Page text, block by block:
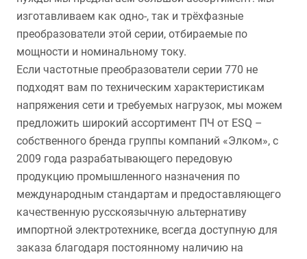
изготавливаем как одно-, так и трёхфазные
преобразователи этой серии, отбираемые по
мощности и номинальному току.
Если частотные преобразователи серии 770 не
подходят вам по техническим характеристикам
напряжения сети и требуемых нагрузок, мы можем
предложить широкий ассортимент ПЧ от ESQ –
собственного бренда группы компаний «Элком», с
2009 года разрабатывающего передовую
продукцию промышленного назначения по
международным стандартам и предоставляющего
качественную русскоязычную альтернативу
импортной электротехнике, всегда доступную для
заказа благодаря постоянному наличию на